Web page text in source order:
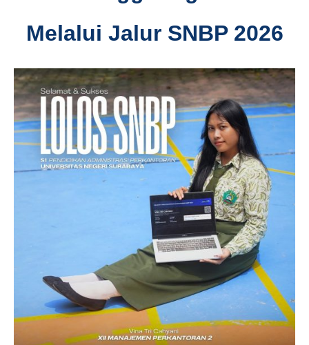
Melalui Jalur SNBP 2026